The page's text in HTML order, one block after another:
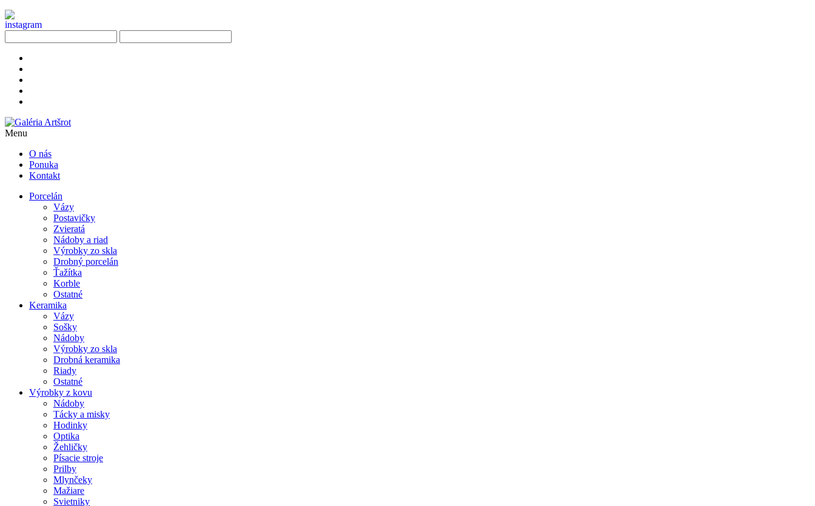
Menu
O nás
Ponuka
Kontakt
Porcelán
Vázy
Postavičky
Zvieratá
Nádoby a riad
Výrobky zo skla
Drobný porcelán
Ťažítka
Korble
Ostatné
Keramika
Vázy
Sošky
Nádoby
Výrobky zo skla
Drobná keramika
Riady
Ostatné
Výrobky z kovu
Nádoby
Tácky a misky
Hodinky
Optika
Žehličky
Písacie stroje
Prilby
Mlynčeky
Mažiare
Svietniky